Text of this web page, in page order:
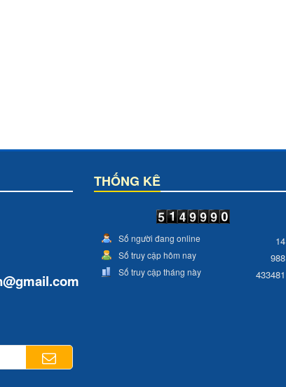
@gmail.com
THỐNG KÊ
Số người đang online 14
Số truy cập hôm nay 988
Số truy cập tháng này 433481